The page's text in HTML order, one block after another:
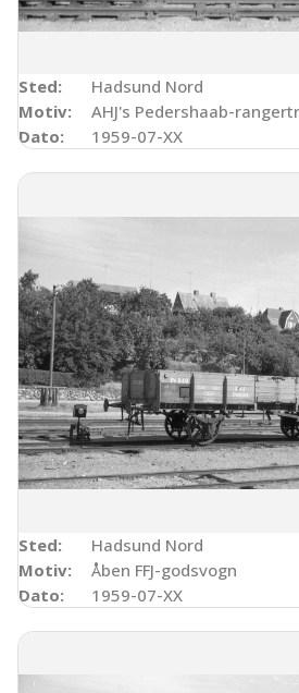
Sted:
Hadsund Nord
Motiv:
AHJ's Pedershaab-
Dato:
1959-07-XX
Sted:
Hadsund Nord
Motiv:
Åben FFJ-godsvogn
Dato:
1959-07-XX